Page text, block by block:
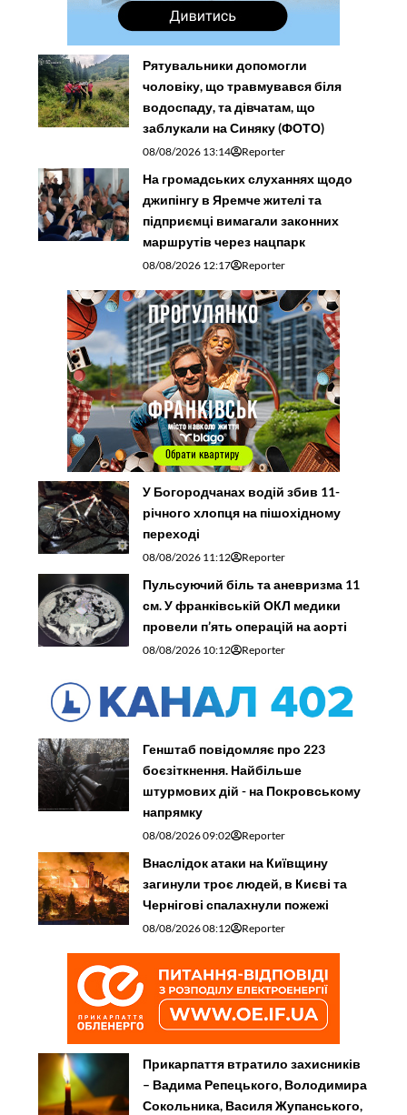
Рятувальники допомогли
чоловіку, що травмувався біля
водоспаду, та дівчатам, що
заблукали на Синяку (ФОТО)
08/08/2026 13:14 Reporter
На громадських слуханнях щодо
джипінгу в Яремче житeлі та
підприємці вимагали законних
маршрутів через нацпарк
08/08/2026 12:17 Reporter
У Богородчанах водій збив 11-
річного хлопця на пішохідному
переході
08/08/2026 11:12 Reporter
Пульсуючий біль та аневризма 11
см. У франківській ОКЛ медики
провели п’ять операцій на аорті
08/08/2026 10:12 Reporter
Генштаб повідомляє про 223
боєзіткнення. Найбільше
штурмових дій - на Покровському
напрямку
08/08/2026 09:02 Reporter
Внаслідок атаки на Київщину
загинули троє людей, в Києві та
Чернігові спалахнули пожежі
08/08/2026 08:12 Reporter
Прикарпаття втратило захисників
– Вадима Репецького, Володимира
Сокольника, Василя Жупанського,